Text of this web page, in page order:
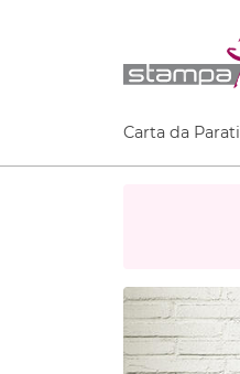
Carta da Parati